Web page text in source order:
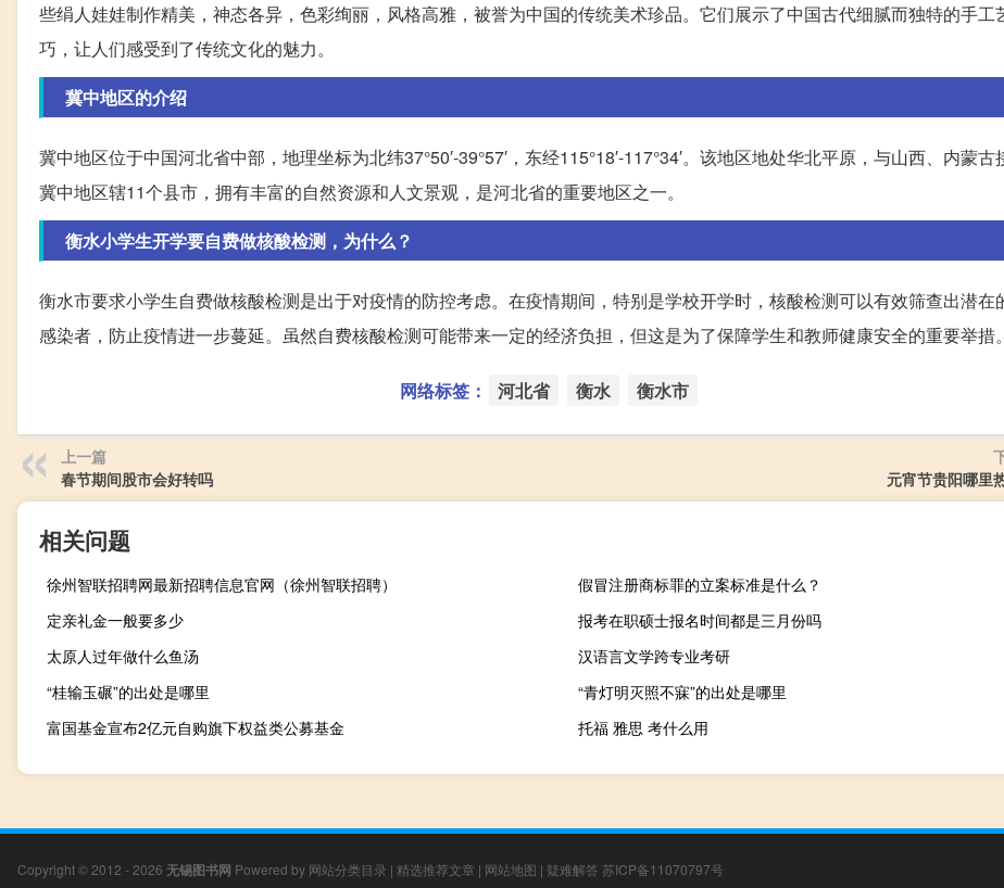
些绢人娃娃制作精美，神态各异，色彩绚丽，风格高雅，被誉为中国的传统美术珍品。它们展示了中国古代细腻而独特的手工
巧，让人们感受到了传统文化的魅力。
冀中地区的介绍
冀中地区位于中国河北省中部，地理坐标为北纬37°50′-39°57′，东经115°18′-117°34′。该地区地处华北平原，与山西、内蒙古
冀中地区辖11个县市，拥有丰富的自然资源和人文景观，是河北省的重要地区之一。
衡水小学生开学要自费做核酸检测，为什么？
衡水市要求小学生自费做核酸检测是出于对疫情的防控考虑。在疫情期间，特别是学校开学时，核酸检测可以有效筛查出潜在
感染者，防止疫情进一步蔓延。虽然自费核酸检测可能带来一定的经济负担，但这是为了保障学生和教师健康安全的重要举措。
网络标签： 河北省 衡水 衡水市
上一篇
春节期间股市会好转吗
元宵节贵阳哪里
相关问题
徐州智联招聘网最新招聘信息官网（徐州智联招聘）
假冒注册商标罪的立案标准是什么？
定亲礼金一般要多少
报考在职硕士报名时间都是三月份吗
太原人过年做什么鱼汤
汉语言文学跨专业考研
“桂输玉碾”的出处是哪里
“青灯明灭照不寐”的出处是哪里
富国基金宣布2亿元自购旗下权益类公募基金
托福 雅思 考什么用
Copyright © 2012 - 2026 无锡图书网 Powered by 网站分类目录 | 精选推荐文章 | 网站地图 | 疑难解答 苏ICP备11070797号